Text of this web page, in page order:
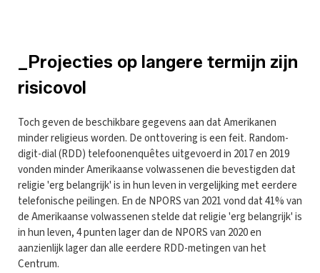
_Projecties op langere termijn zijn
risicovol
Toch geven de beschikbare gegevens aan dat Amerikanen
minder religieus worden. De onttovering is een feit. Random-
digit-dial (RDD) telefoonenquêtes uitgevoerd in 2017 en 2019
vonden minder Amerikaanse volwassenen die bevestigden dat
religie 'erg belangrijk' is in hun leven in vergelijking met eerdere
telefonische peilingen. En de NPORS van 2021 vond dat 41% van
de Amerikaanse volwassenen stelde dat religie 'erg belangrijk' is
in hun leven, 4 punten lager dan de NPORS van 2020 en
aanzienlijk lager dan alle eerdere RDD-metingen van het
Centrum.